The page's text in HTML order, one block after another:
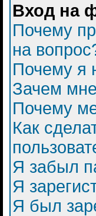
Вход на
Почему
на
Почему я
Зачем
Почему
Как
Я забыл
Я
Я был